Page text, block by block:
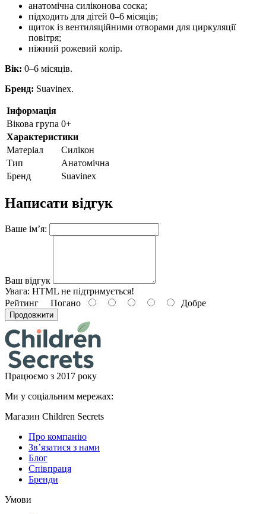
анатомічна силіконова соска;
підходить для дітей 0–6 місяців;
щиток із вентиляційними отворами для циркуляції
повітря;
ніжний рожевий колір.
Вік: 0–6 місяців.
Бренд: Suavinex.
Інформація
Вікова група 0+
Характеристики
Матеріал
Силікон
Тип
Анатомічна
Бренд
Suavinex
Написати відгук
Ваше ім’я:
Ваш відгук
Увага: HTML не підтримується!
Рейтинг Погано Добре
Продовжити
Працюємо з 2017 року
Ми у соціальним мережах:
Магазин Children Secrets
Про компанію
Зв’язатися з нами
Блог
Співпраця
Бренди
Умови